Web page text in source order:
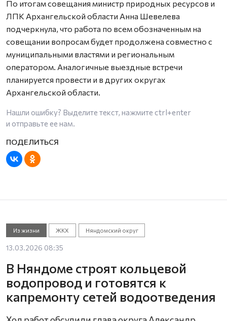
По итогам совещания министр природных ресурсов и
ЛПК Архангельской области Анна Шевелева
подчеркнула, что работа по всем обозначенным на
совещании вопросам будет продолжена совместно с
муниципальными властями и региональным
оператором. Аналогичные выездные встречи
планируется провести и в других округах
Архангельской области.
Нашли ошибку? Выделите текст, нажмите ctrl+enter
и отправьте ее нам.
Из жизни ЖКХ Няндомский округ
13.03.2026 08:35
В Няндоме строят кольцевой
водопровод и готовятся к
капремонту сетей водоотведения